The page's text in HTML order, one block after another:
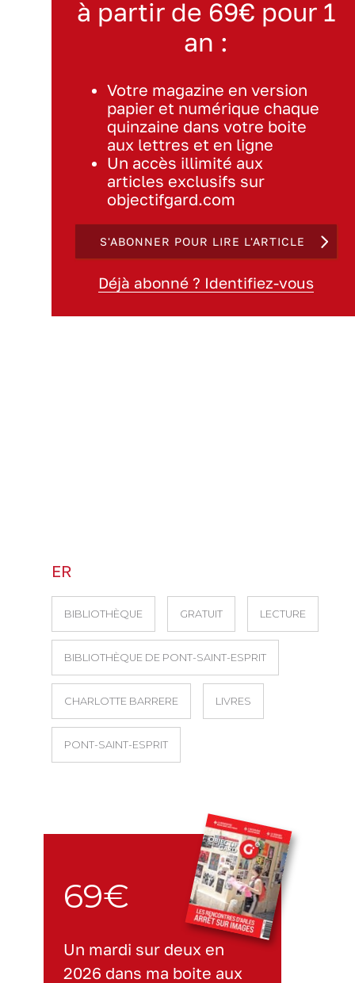
à partir de 69€ pour 1
an :
Votre magazine en version
papier et numérique chaque
quinzaine dans votre boite
aux lettres et en ligne
Un accès illimité aux
articles exclusifs sur
objectifgard.com
S'ABONNER POUR LIRE L'ARTICLE
Déjà abonné ? Identifiez-vous
ER
BIBLIOTHÈQUE GRATUIT LECTURE
BIBLIOTHÈQUE DE PONT-SAINT-ESPRIT
CHARLOTTE BARRERE LIVRES
PONT-SAINT-ESPRIT
69€
Un mardi sur deux en
2026 dans ma boite aux